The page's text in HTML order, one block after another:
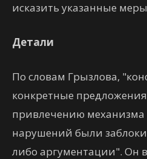
исказить указанные
Детали
По словам Грызлова,
конкретные
привлечению
нарушений были
либо аргументации". Он